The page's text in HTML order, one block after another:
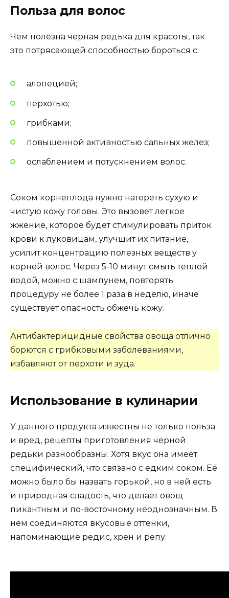
Польза для волос
Чем полезна черная редька для красоты, так
это потрясающей способностью бороться с:
алопецией;
перхотью;
грибками;
повышенной активностью сальных желез;
ослаблением и потускнением волос.
Соком корнеплода нужно натереть сухую и
чистую кожу головы. Это вызовет легкое
жжение, которое будет стимулировать приток
крови к луковицам, улучшит их питание,
усилит концентрацию полезных веществ у
корней волос. Через 5-10 минут смыть теплой
водой, можно с шампунем, повторять
процедуру не более 1 раза в неделю, иначе
существует опасность обжечь кожу.
Антибактерицидные свойства овоща отлично
борются с грибковыми заболеваниями,
избавляют от перхоти и зуда.
Использование в кулинарии
У данного продукта известны не только польза
и вред, рецепты приготовления черной
редьки разнообразны. Хотя вкус она имеет
специфический, что связано с едким соком. Её
можно было бы назвать горькой, но в ней есть
и природная сладость, что делает овощ
пикантным и по-восточному неоднозначным. В
нем соединяются вкусовые оттенки,
напоминающие редис, хрен и репу.